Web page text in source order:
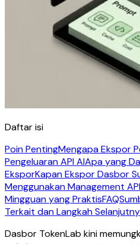
Daftar isi
Poin PentingMengapa Ekspor
Pengeluaran API AIApa yang
EksporKapan Ekspor Dasbor
Menggunakan Management API
Mingguan yang PraktisFAQ
Terkait dan Langkah
Dasbor TokenLab kini